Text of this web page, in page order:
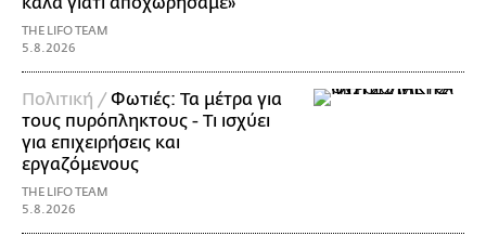
THE LIFO TEAM
5.8.2026
Πολιτική /Φωτιές: Τα μέτρα για
τους πυρόπληκτους - Τι ισχύει
για επιχειρήσεις και
εργαζόμενους
THE LIFO TEAM
5.8.2026